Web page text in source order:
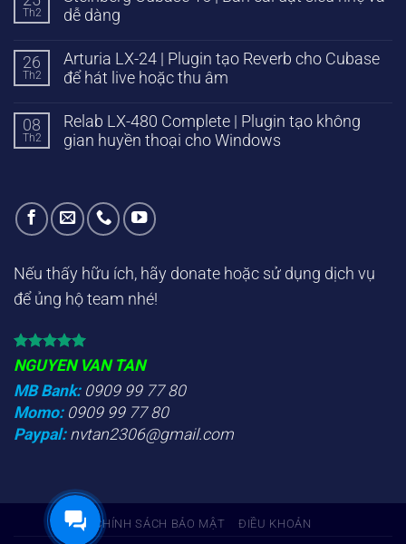
Th2
dễ dàng
26
Th2
Arturia LX-24 | Plugin tạo Reverb cho Cubase
để hát live hoặc thu âm
08
Th2
Relab LX-480 Complete | Plugin tạo không
gian huyền thoại cho Windows
Nếu thấy hữu ích, hãy donate hoặc sử dụng dịch vụ
để ủng hộ team nhé!
NGUYEN VAN TAN
MB Bank:0909 99 77 80
Momo:0909 99 77 80
Paypal:nvtan2306@gmail.com
CHÍNH SÁCH BẢO MẬT ĐIỀU KHOẢN